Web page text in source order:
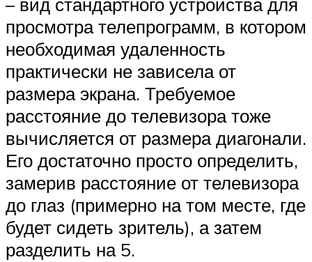
просмотра телепрограмм, в котором
необходимая удаленность
практически не зависела от
размера экрана. Требуемое
расстояние до телевизора тоже
вычисляется от размера диагонали.
Его достаточно просто определить,
замерив расстояние от телевизора
до глаз (примерно на том месте, где
будет сидеть зритель), а затем
разделить на 5.